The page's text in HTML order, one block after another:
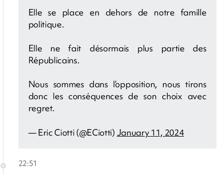
Elle se place en dehors de notre famille
politique.
Elle ne fait désormais plus partie des
Républicains.
Nous sommes dans l’opposition, nous tirons
donc les conséquences de son choix avec
regret.
— Eric Ciotti (@ECiotti) January 11, 2024
22:51